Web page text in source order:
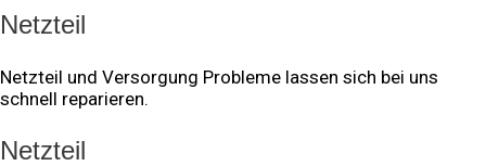
Netzteil
Netzteil und Versorgung Probleme lassen sich bei uns
schnell reparieren.
Netzteil